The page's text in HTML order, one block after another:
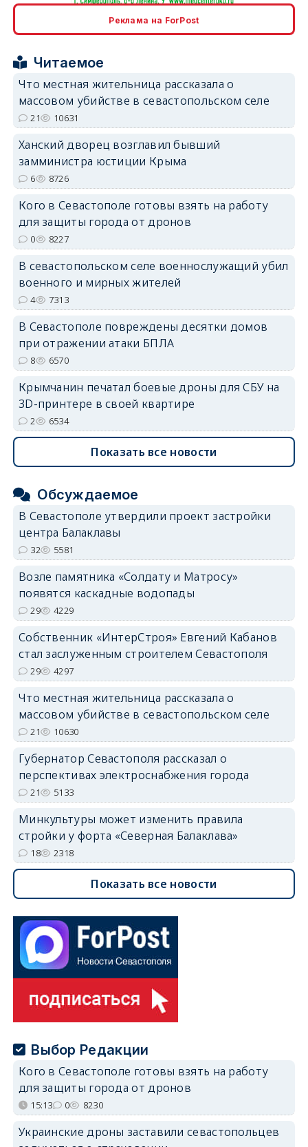
erid: 2SDnjdvhGXG
Реклама на ForPost
Читаемое
Что местная жительница рассказала о
массовом убийстве в севастопольском селе
21 10631
Ханский дворец возглавил бывший
замминистра юстиции Крыма
6 8726
Кого в Севастополе готовы взять на работу
для защиты города от дронов
0 8227
В севастопольском селе военнослужащий убил
военного и мирных жителей
4 7313
В Севастополе повреждены десятки домов
при отражении атаки БПЛА
8 6570
Крымчанин печатал боевые дроны для СБУ на
3D-принтере в своей квартире
2 6534
Показать все новости
Обсуждаемое
В Севастополе утвердили проект застройки
центра Балаклавы
32 5581
Возле памятника «Солдату и Матросу»
появятся каскадные водопады
29 4229
Собственник «ИнтерСтроя» Евгений Кабанов
стал заслуженным строителем Севастополя
29 4297
Что местная жительница рассказала о
массовом убийстве в севастопольском селе
21 10630
Губернатор Севастополя рассказал о
перспективах электроснабжения города
21 5133
Минкультуры может изменить правила
стройки у форта «Северная Балаклава»
18 2318
Показать все новости
Выбор Редакции
Кого в Севастополе готовы взять на работу
для защиты города от дронов
15:13 0 8230
Украинские дроны заставили севастопольцев